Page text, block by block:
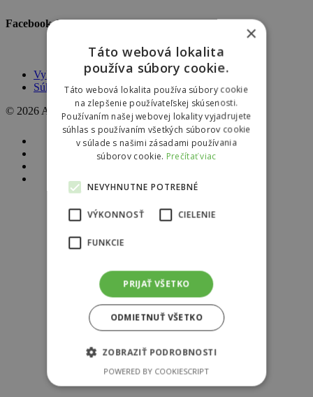
Facebook AutoBors
Vyhlásenie o ochrane osobných údajov
Súhlas so spracovaním osobných údajov
© 2026 AutoBors. | by
HARTON
Modely Škoda
Škoda Fabia
Škoda Kamiq
Škoda Octavia
Škoda Karoq
Škoda Superb
Škoda Kodiaq
Škoda Enyaq iV
×
Táto webová lokalita
používa súbory cookie.
Táto webová lokalita používa súbory cookie
na zlepšenie používateľskej skúsenosti.
Používaním našej webovej lokality vyjadrujete
súhlas s používaním všetkých súborov cookie
v súlade s našimi zásadami používania
súborov cookie. Prečítať viac
NEVYHNUTNE POTREBNÉ
VÝKONNOSŤ CIELENIE
FUNKCIE
PRIJAŤ VŠETKO
ODMIETNUŤ VŠETKO
ZOBRAZIŤ PODROBNOSTI
POWERED BY COOKIESCRIPT